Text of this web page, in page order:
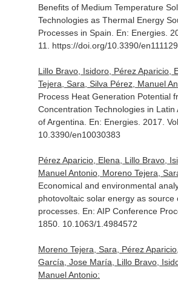
Benefits of Medium Temperature
Technologies as Thermal Energy
Processes in Spain. En: Energies.
11. https://doi.org/10.3390/
Lillo Bravo, Isidoro, Pérez Aparicio,
Tejera, Sara, Silva Pérez, Manuel
Process Heat Generation Potential
Concentration Technologies in
of Argentina. En: Energies. 2017.
10.3390/en10030383
Pérez Aparicio, Elena, Lillo Bravo,
Manuel Antonio, Moreno Tejera,
Economical and environmental
photovoltaic solar energy as
processes. En: AIP Conference
1850. 10.1063/1.4984572
Moreno Tejera, Sara, Pérez
García, Jose María, Lillo Bravo,
Manuel Antonio: